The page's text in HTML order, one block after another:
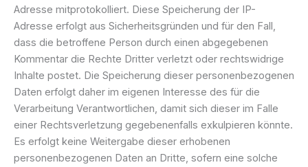
Adresse mitprotokolliert. Diese Speicherung der IP-
Adresse erfolgt aus Sicherheitsgründen und für den Fall,
dass die betroffene Person durch einen abgegebenen
Kommentar die Rechte Dritter verletzt oder rechtswidrige
Inhalte postet. Die Speicherung dieser personenbezogenen
Daten erfolgt daher im eigenen Interesse des für die
Verarbeitung Verantwortlichen, damit sich dieser im Falle
einer Rechtsverletzung gegebenenfalls exkulpieren könnte.
Es erfolgt keine Weitergabe dieser erhobenen
personenbezogenen Daten an Dritte, sofern eine solche